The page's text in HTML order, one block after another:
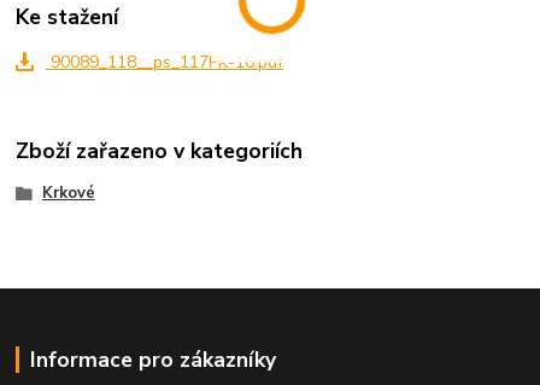
Ke stažení
90089_118__ps_117PK-16.pdf
Zboží zařazeno v kategoriích
Krkové
Informace pro zákazníky